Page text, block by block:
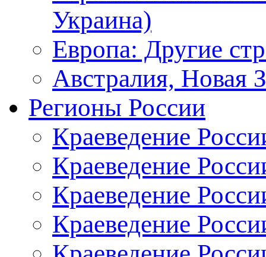
Украина)
Европа: Другие
Австралия, Новая
Регионы России
Краеведение
Краеведение
Краеведение
Краеведение